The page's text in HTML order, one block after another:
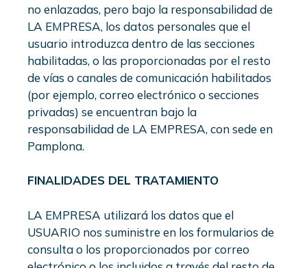
no enlazadas, pero bajo la responsabilidad de
LA EMPRESA, los datos personales que el
usuario introduzca dentro de las secciones
habilitadas, o las proporcionadas por el resto
de vías o canales de comunicación habilitados
(por ejemplo, correo electrónico o secciones
privadas) se encuentran bajo la
responsabilidad de LA EMPRESA, con sede en
Pamplona.
FINALIDADES DEL TRATAMIENTO
LA EMPRESA utilizará los datos que el
USUARIO nos suministre en los formularios de
consulta o los proporcionados por correo